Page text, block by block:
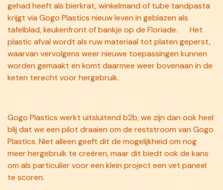
gehad heeft als bierkrat, winkelmand of tube tandpasta
krijgt via Gogo Plastics nieuw leven in geblazen als
tafelblad, keukenfront of bankje op de Floriade. Het
plastic afval wordt als ruw materiaal tot platen geperst,
waarvan vervolgens weer nieuwe toepassingen kunnen
worden gemaakt en komt daarmee weer bovenaan in de
keten terecht voor hergebruik.
Gogo Plastics werkt uitsluitend b2b, we zijn dan ook heel
blij dat we een pilot draaien om de reststroom van Gogo
Plastics. Niet alleen geeft dit de mogelijkheid om nog
meer hergebruik te creëren, maar dit biedt ook de kans
om als particulier voor een klein project een vet paneel
te scoren.